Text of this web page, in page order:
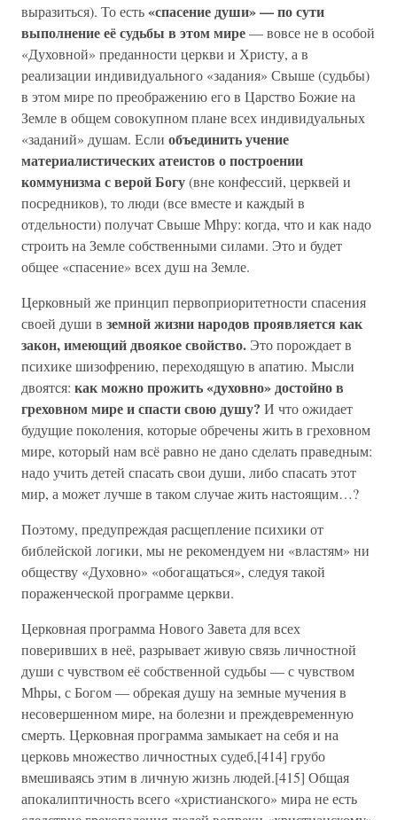
выразиться). То есть«спасение души» — по сути
выполнение её судьбы в этом мире— вовсе не в особой
«Духовной» преданности церкви и Христу, а в
реализации индивидуального «задания» Свыше (судьбы)
в этом мире по преображению его в Царство Божие на
Земле в общем совокупном плане всех индивидуальных
«заданий» душам. Если объединить учение
материалистических атеистов о построении
коммунизма с верой Богу(вне конфессий, церквей и
посредников), то люди (все вместе и каждый в
отдельности) получат Свыше Мhру: когда, что и как надо
строить на Земле собственными силами. Это и будет
общее «спасение» всех душ на Земле.
Церковный же принцип первоприоритетности спасения
своей души в земной жизни народов проявляется как
закон, имеющий двоякое свойство. Это порождает в
психике шизофрению, переходящую в апатию. Мысли
двоятся: как можно прожить «духовно» достойно в
греховном мире и спасти свою душу? И что ожидает
будущие поколения, которые обречены жить в греховном
мире, который нам всё равно не дано сделать праведным:
надо учить детей спасать свои души, либо спасать этот
мир, а может лучше в таком случае жить настоящим…?
Поэтому, предупреждая расщепление психики от
библейской логики, мы не рекомендуем ни «властям» ни
обществу «Духовно» «обогащаться», следуя такой
пораженческой программе церкви.
Церковная программа Нового Завета для всех
поверивших в неё, разрывает живую связь личностной
души с чувством её собственной судьбы — с чувством
Мhры, с Богом — обрекая душу на земные мучения в
несовершенном мире, на болезни и преждевременную
смерть. Церковная программа замыкает на себя и на
церковь множество личностных судеб,[414] грубо
вмешиваясь этим в личную жизнь людей.[415] Общая
апокалиптичность всего «христианского» мира не есть